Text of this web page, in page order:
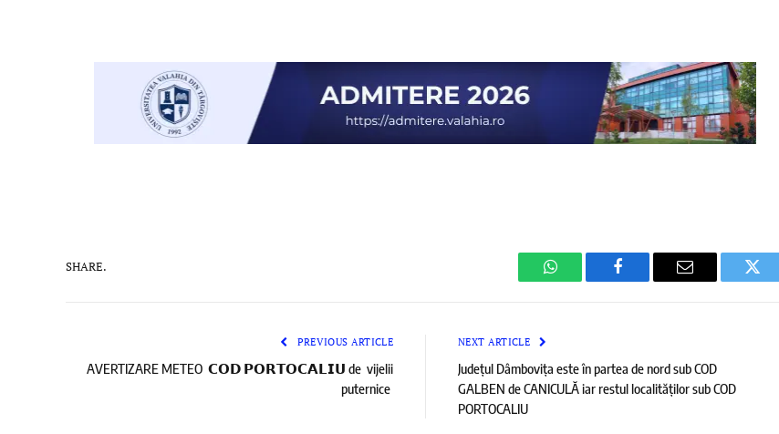
SHARE.
WhatsAppFacebook Email
PREVIOUS ARTICLE
AVERTIZARE METEO 𝗖𝗢𝗗 𝗣𝗢𝗥𝗧𝗢𝗖𝗔𝗟𝗜𝗨 de vijelii
puternice
NEXT ARTICLE
Județul Dâmbovița este în partea de nord sub COD
GALBEN de CANICULĂ iar restul localităților sub COD
PORTOCALIU